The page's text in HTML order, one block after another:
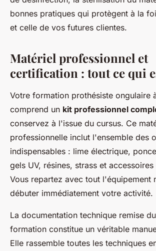
bonnes pratiques qui protègent à la
et celle de vos futures clientes.
Matériel professionnel et
certification : tout ce qui
Votre formation prothésiste ongulaire
comprend un kit professionnel
conservez à l'issue du cursus. Ce
professionnelle inclut l'ensemble des
indispensables : lime électrique,
gels UV, résines, strass et
Vous repartez avec tout l'équipement
débuter immédiatement votre activité.
La documentation technique remise
formation constitue un véritable
Elle rassemble toutes les techniques